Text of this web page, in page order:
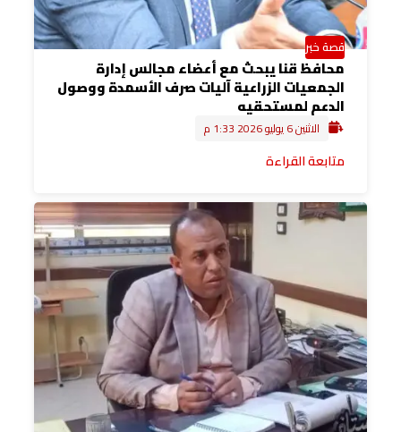
قصة خبر
محافظ قنا يبحث مع أعضاء مجالس إدارة
الجمعيات الزراعية آليات صرف الأسمدة ووصول
الدعم لمستحقيه
الاثنين 6 يوليو 2026 1:33 م
متابعة القراءة